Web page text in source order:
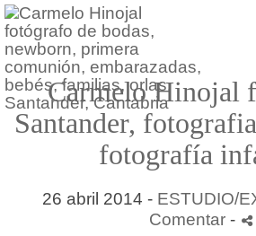
Carmelo Hinojal
Santander,
fotografía
26 abril 2014 - ESTUDIO/
Comentar -